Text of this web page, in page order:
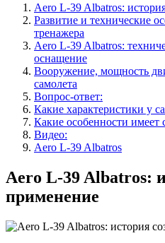
Aero L-39 Albatros:
Развитие и технические
тренажера
Aero L-39 Albatros:
оснащение
Вооружение, мощность
самолета
Вопрос-ответ:
Какие характеристики у
Какие особенности имеет
Видео:
Aero L-39 Albatros
Aero L-39 Albatros:
применение